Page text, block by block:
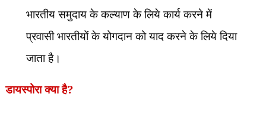
भारतीय समुदाय के कल्याण के लिये कार्य करने में
प्रवासी भारतीयों के योगदान को याद करने के लिये दिया
जाता है।
डायस्पोरा क्या है?